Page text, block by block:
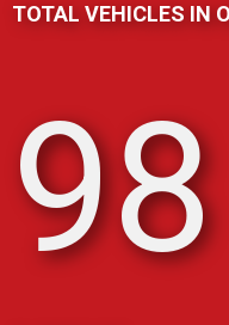
TOTAL VEHICLES IN
98